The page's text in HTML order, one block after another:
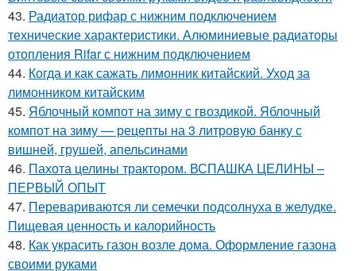
43. Радиатор рифар с нижним подключением
технические характеристики. Алюминиевые радиаторы
отопления Rifar с нижним подключением
44. Когда и как сажать лимонник китайский. Уход за
лимонником китайским
45. Яблочный компот на зиму с гвоздикой. Яблочный
компот на зиму — рецепты на 3 литровую банку с
вишней, грушей, апельсинами
46. Пахота целины трактором. ВСПАШКА ЦЕЛИНЫ –
ПЕРВЫЙ ОПЫТ
47. Перевариваются ли семечки подсолнуха в желудке.
Пищевая ценность и калорийность
48. Как украсить газон возле дома. Оформление газона
своими руками